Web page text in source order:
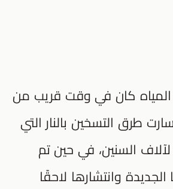
المياه كان في وقت قريب من
طرق التسخين بالنار التي
السنين، في حين تم
الجديدة وانتشارها لاحقًا